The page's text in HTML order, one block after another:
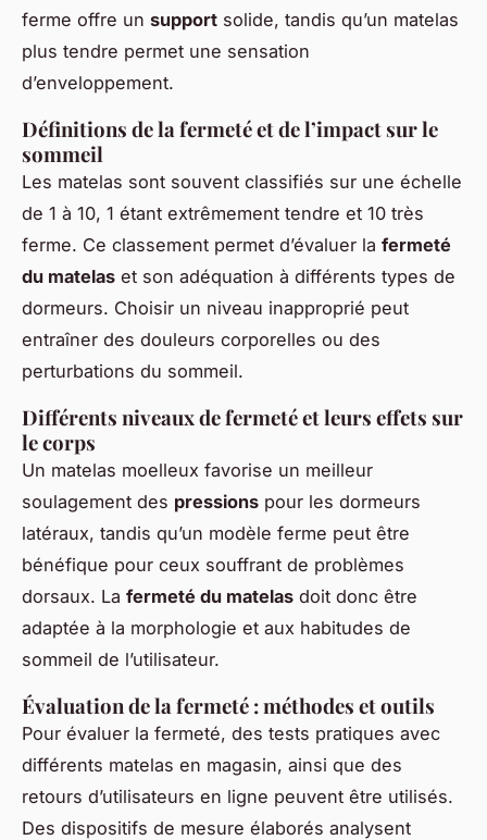
ferme offre un support solide, tandis qu’un matelas
plus tendre permet une sensation
d’enveloppement.
Définitions de la fermeté et de l’impact sur le
sommeil
Les matelas sont souvent classifiés sur une échelle
de 1 à 10, 1 étant extrêmement tendre et 10 très
ferme. Ce classement permet d’évaluer la fermeté
du matelas et son adéquation à différents types de
dormeurs. Choisir un niveau inapproprié peut
entraîner des douleurs corporelles ou des
perturbations du sommeil.
Différents niveaux de fermeté et leurs effets sur
le corps
Un matelas moelleux favorise un meilleur
soulagement des pressions pour les dormeurs
latéraux, tandis qu’un modèle ferme peut être
bénéfique pour ceux souffrant de problèmes
dorsaux. La fermeté du matelas doit donc être
adaptée à la morphologie et aux habitudes de
sommeil de l’utilisateur.
Évaluation de la fermeté : méthodes et outils
Pour évaluer la fermeté, des tests pratiques avec
différents matelas en magasin, ainsi que des
retours d’utilisateurs en ligne peuvent être utilisés.
Des dispositifs de mesure élaborés analysent